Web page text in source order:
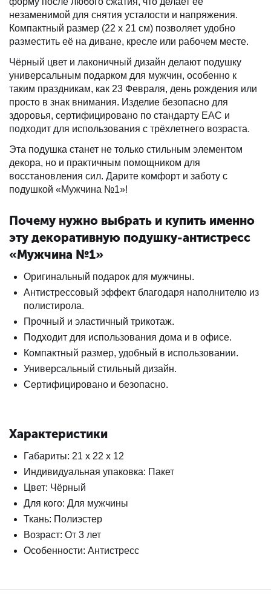
незаменимой для снятия усталости и напряжения.
Компактный размер (22 х 21 см) позволяет удобно
разместить её на диване, кресле или рабочем месте.
Чёрный цвет и лаконичный дизайн делают подушку
универсальным подарком для мужчин, особенно к
таким праздникам, как 23 Февраля, день рождения или
просто в знак внимания. Изделие безопасно для
здоровья, сертифицировано по стандарту ЕАС и
подходит для использования с трёхлетнего возраста.
Эта подушка станет не только стильным элементом
декора, но и практичным помощником для
восстановления сил. Дарите комфорт и заботу с
подушкой «Мужчина №1»!
Почему нужно выбрать и купить именно
эту декоративную подушку-антистресс
«Мужчина №1»
Оригинальный подарок для мужчины.
Антистрессовый эффект благодаря наполнителю из
полистирола.
Прочный и эластичный трикотаж.
Подходит для использования дома и в офисе.
Компактный размер, удобный в использовании.
Универсальный стильный дизайн.
Сертифицировано и безопасно.
Характеристики
Габариты: 21 x 22 x 12
Индивидуальная упаковка: Пакет
Цвет: Чёрный
Для кого: Для мужчины
Ткань: Полиэстер
Возраст: От 3 лет
Особенности: Антистресс